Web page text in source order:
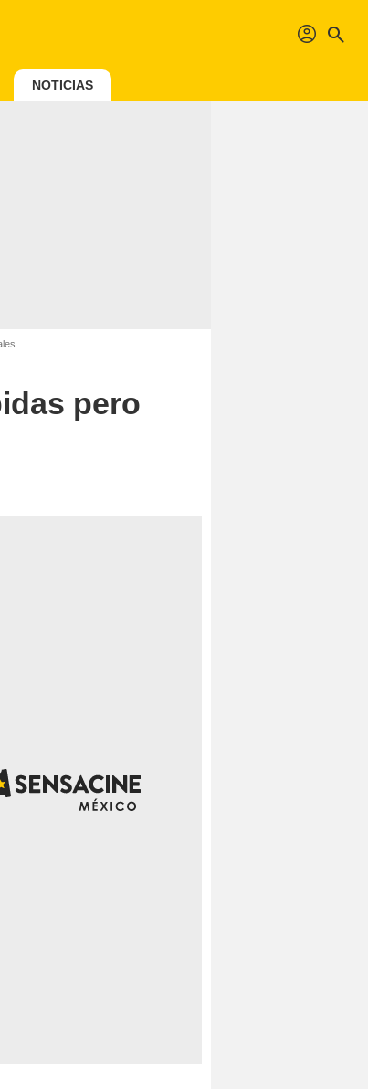
profil search
NOTICIAS
pero